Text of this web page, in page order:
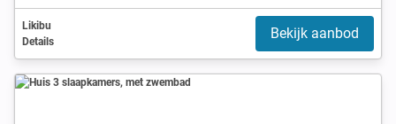
Likibu
Details
Bekijk aanbod